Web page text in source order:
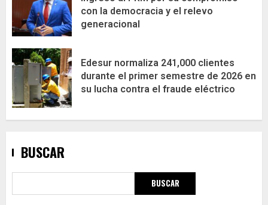
con la democracia y el relevo
generacional
Edesur normaliza 241,000 clientes
durante el primer semestre de 2026 en
su lucha contra el fraude eléctrico
BUSCAR
BUSCAR